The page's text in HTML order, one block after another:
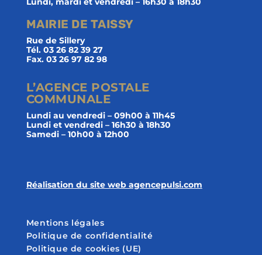
MAIRIE DE TAISSY
Rue de Sillery
Tél. 03 26 82 39 27
Fax. 03 26 97 82 98
L’AGENCE POSTALE
COMMUNALE
Lundi au vendredi – 09h00 à 11h45
Lundi et vendredi – 16h30 à 18h30
Samedi – 10h00 à 12h00
Réalisation du site web agencepulsi.com
Mentions légales
Politique de confidentialité
Politique de cookies (UE)